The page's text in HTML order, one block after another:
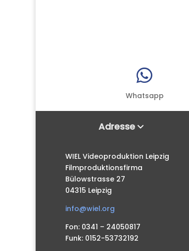

Whatsapp
Adresse
WIEL Videoproduktion Leipzig
Filmproduktionsfirma
Bülowstrasse 27
04315 Leipzig
info@wiel.org
Fon: 0341 – 24050817
Funk: 0152-53732192